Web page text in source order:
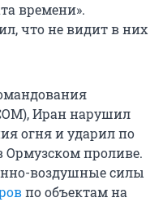
времени».
что не видит в них
Иран нарушил
огня и ударил по
проливе.
воздушные силы
по объектам на